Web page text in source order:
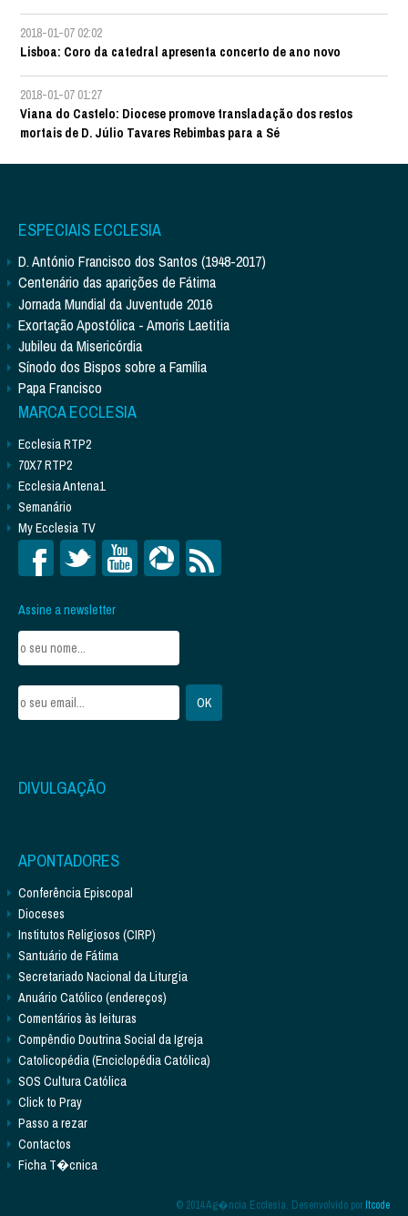
2018-01-07 02:02
Lisboa: Coro da catedral apresenta concerto de ano novo
2018-01-07 01:27
Viana do Castelo: Diocese promove transladação dos restos
mortais de D. Júlio Tavares Rebimbas para a Sé
ESPECIAIS ECCLESIA
D. António Francisco dos Santos (1948-2017)
Centenário das aparições de Fátima
Jornada Mundial da Juventude 2016
Exortação Apostólica - Amoris Laetitia
Jubileu da Misericórdia
Sínodo dos Bispos sobre a Família
Papa Francisco
MARCA ECCLESIA
Ecclesia RTP2
70X7 RTP2
Ecclesia Antena1
Semanário
My Ecclesia TV
Assine a newsletter
DIVULGAÇÃO
APONTADORES
Conferência Episcopal
Dioceses
Institutos Religiosos (CIRP)
Santuário de Fátima
Secretariado Nacional da Liturgia
Anuário Católico (endereços)
Comentários às leituras
Compêndio Doutrina Social da Igreja
Catolicopédia (Enciclopédia Católica)
SOS Cultura Católica
Click to Pray
Passo a rezar
Contactos
Ficha T�cnica
© 2014 Ag�ncia Ecclesia. Desenvolvido porItcode